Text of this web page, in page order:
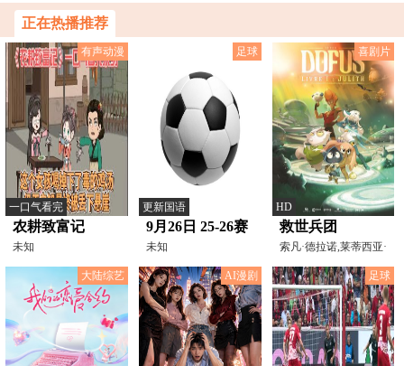
吗？
正在热播推荐
有声动漫
一口气看完
农耕致富记
未知
足球
更新国语
9月26日 25-26赛
季西甲第6轮 奥
萨苏纳VS埃尔切
未知
喜剧片
HD
救世兵团
索凡·德拉诺,莱蒂西亚·
勒菲弗,伊丽莎白·
大陆综艺
AI漫剧 足球